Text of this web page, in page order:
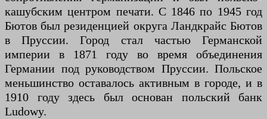
кашубским центром печати. С 1846 по 1945 год
Бютов был резиденцией округа Ландкрайс Бютов
в Пруссии. Город стал частью Германской
империи в 1871 году во время объединения
Германии под руководством Пруссии. Польское
меньшинство оставалось активным в городе, и в
1910 году здесь был основан польский банк
Ludowy.